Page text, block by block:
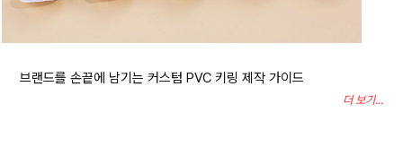
브랜드를 손끝에 남기는 커스텀 PVC 키링 제작 가이드
더 보기...